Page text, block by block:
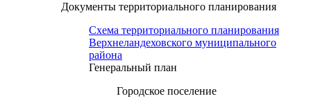
Документы территориального планирования
Схема территориального планирования
Верхнеландеховского муниципального
района
Генеральный план
Городское поселение